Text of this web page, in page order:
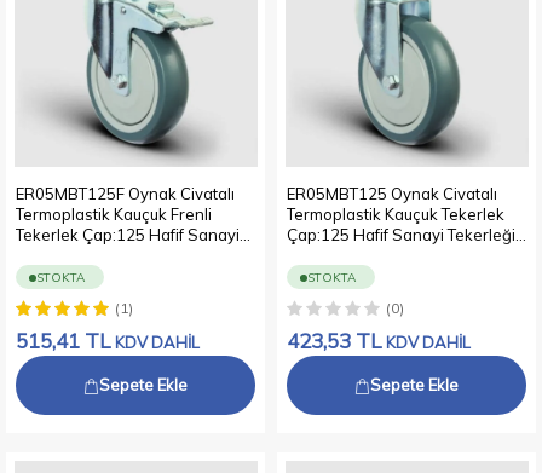
ER05MBT125F Oynak Civatalı
Termoplastik Kauçuk Frenli
Tekerlek Çap:125 Hafif Sanayi
Bilya Rulmanlı Polipropilen Üzeri
Termoplastik Kauçuk Kaplı Gri
Teker
STOKTA
(1)
515,41 TL KDV DAHİL
Sepete Ekle
ER05MBT125 Oynak Civatalı
Termoplastik Kauçuk Tekerlek
Çap:125 Hafif Sanayi Tekerleği
Rulmanlı Polipropilen Üzeri
Termoplastik Kauçuk Kaplı Gri
Teker
STOKTA
(0)
423,53 TL KDV DAHİL
Sepete Ekle